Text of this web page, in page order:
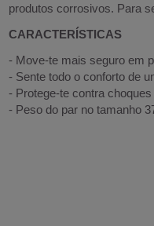
produtos corrosivos. Para
CARACTERÍSTICAS
- Move-te mais seguro em
- Sente todo o conforto de
- Protege-te contra
- Peso do par no tamanho